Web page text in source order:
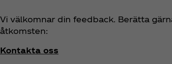
Vi välkomnar din feedback. Berätta
åtkomsten:
Kontakta oss